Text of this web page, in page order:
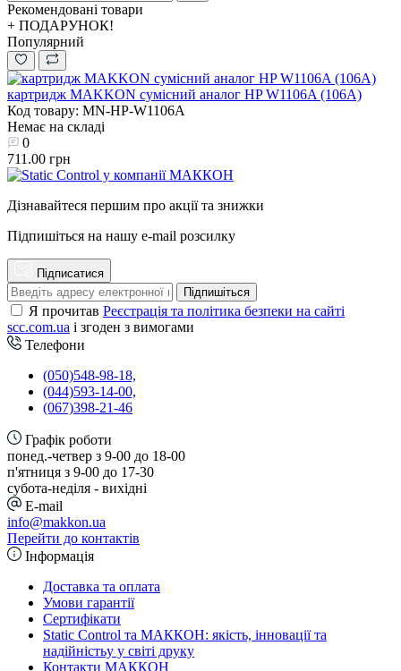
Рекомендовані товари
+ ПОДАРУНОК!
Популярний
картридж MAKKON сумісний аналог HP W1106A (106A)
Код товару: MN-HP-W1106A
Немає на складі
0
711.00 грн
Дізнавайтеся першим про акції та знижки
Підпишіться на нашу e-mail розсилку
Підписатися
Підпишіться
Я прочитав Реєстрація та політика безпеки на сайті
scc.com.ua і згоден з вимогами
Телефони
(050)548-98-18,
(044)593-14-00,
(067)398-21-46
Графік роботи
понед.-четвер з 9-00 до 18-00
п'ятниця з 9-00 до 17-30
cубота-неділя - вихідні
E-mail
info@makkon.ua
Перейти до контактів
Інформація
Доставка та оплата
Умови гарантії
Сертифікати
Static Control та МАККОН: якість, інновації та
надійністьу у світі друку
Контакти МАККОН